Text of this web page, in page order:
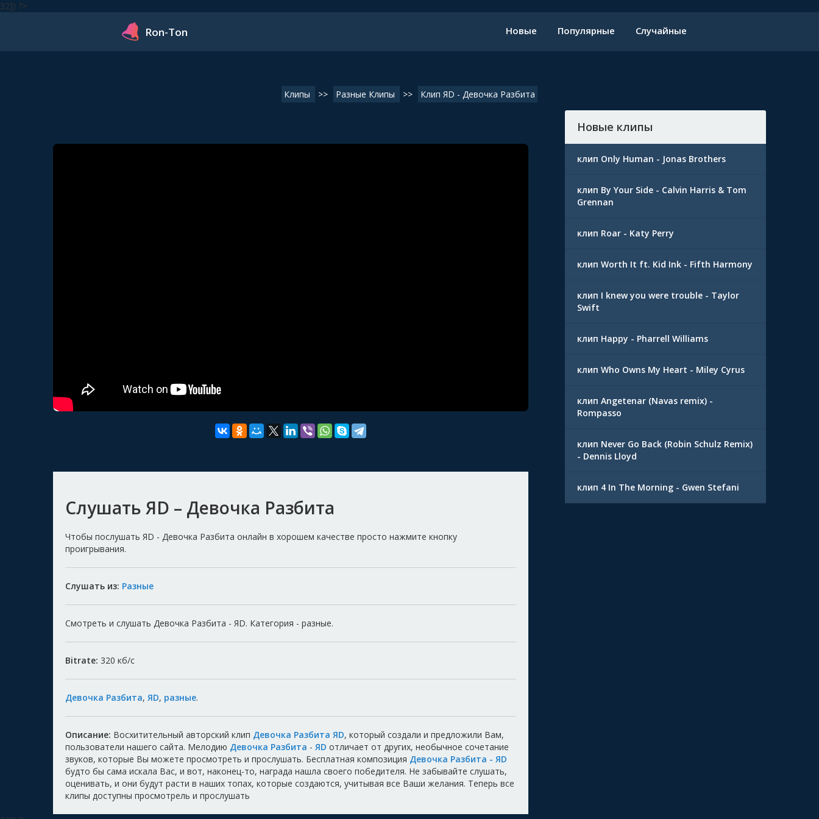
32]) ?>
Ron-Ton Новые Популярные Случайные
Клипы >> Разные Клипы >> Клип ЯD - Девочка Разбита
Слушать ЯD – Девочка Разбита
Чтобы послушать ЯD - Девочка Разбита онлайн в хорошем качестве просто нажмите кнопку
проигрывания.
Слушать из: Разные
Смотреть и слушать Девочка Разбита - ЯD. Категория - разные.
Bitrate: 320 кб/с
Девочка Разбита, ЯD, разные.
Описание: Восхитительный авторский клип Девочка Разбита ЯD, который создали и предложили Вам,
пользователи нашего сайта. Мелодию Девочка Разбита - ЯD отличает от других, необычное сочетание
звуков, которые Вы можете просмотреть и прослушать. Бесплатная композиция Девочка Разбита - ЯD
будто бы сама искала Вас, и вот, наконец-то, награда нашла своего победителя. Не забывайте слушать,
оценивать, и они будут расти в наших топах, которые создаются, учитывая все Ваши желания. Теперь все
клипы доступны просмотрель и прослушать
Новые клипы
клип Only Human - Jonas Brothers
клип By Your Side - Calvin Harris & Tom
Grennan
клип Roar - Katy Perry
клип Worth It ft. Kid Ink - Fifth Harmony
клип I knew you were trouble - Taylor
Swift
клип Happy - Pharrell Williams
клип Who Owns My Heart - Miley Cyrus
клип Angetenar (Navas remix) -
Rompasso
клип Never Go Back (Robin Schulz Remix)
- Dennis Lloyd
клип 4 In The Morning - Gwen Stefani